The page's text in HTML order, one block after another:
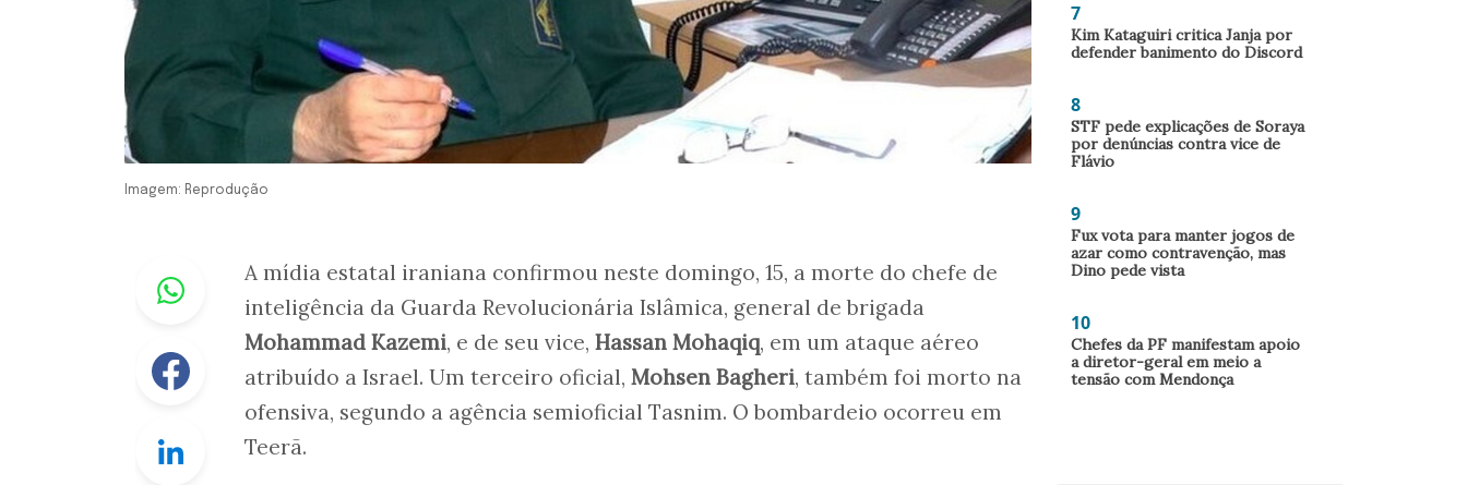
Imagem: Reprodução
Whastapp
Facebook
A mídia estatal iraniana confirmou neste domingo, 15, a morte do chefe de
inteligência da Guarda Revolucionária Islâmica, general de brigada
Mohammad Kazemi, e de seu vice, Hassan Mohaqiq, em um ataque aéreo
atribuído a Israel. Um terceiro oficial, Mohsen Bagheri, também foi morto na
ofensiva, segundo a agência semioficial Tasnim. O bombardeio ocorreu em
Teerã.
7
Kim Kataguiri critica Janja por
defender banimento do Discord
8
STF pede explicações de Soraya
por denúncias contra vice de
Flávio
9
Fux vota para manter jogos de
azar como contravenção, mas
Dino pede vista
10
Chefes da PF manifestam apoio
a diretor-geral em meio a
tensão com Mendonça